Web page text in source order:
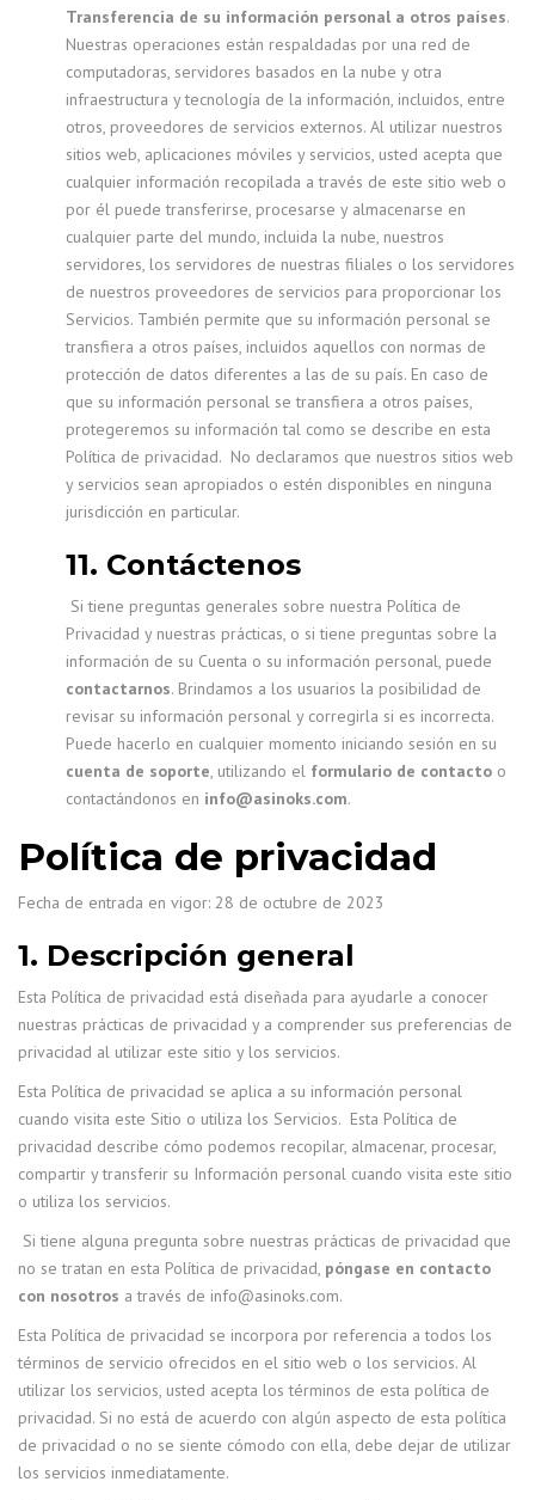
Transferencia de su información personal a otros países.
Nuestras operaciones están respaldadas por una red de
computadoras, servidores basados en la nube y otra
infraestructura y tecnología de la información, incluidos, entre
otros, proveedores de servicios externos. Al utilizar nuestros
sitios web, aplicaciones móviles y servicios, usted acepta que
cualquier información recopilada a través de este sitio web o
por él puede transferirse, procesarse y almacenarse en
cualquier parte del mundo, incluida la nube, nuestros
servidores, los servidores de nuestras filiales o los servidores
de nuestros proveedores de servicios para proporcionar los
Servicios. También permite que su información personal se
transfiera a otros países, incluidos aquellos con normas de
protección de datos diferentes a las de su país. En caso de
que su información personal se transfiera a otros países,
protegeremos su información tal como se describe en esta
Política de privacidad. No declaramos que nuestros sitios web
y servicios sean apropiados o estén disponibles en ninguna
jurisdicción en particular.
11. Contáctenos
Si tiene preguntas generales sobre nuestra Política de
Privacidad y nuestras prácticas, o si tiene preguntas sobre la
información de su Cuenta o su información personal, puede
contactarnos. Brindamos a los usuarios la posibilidad de
revisar su información personal y corregirla si es incorrecta.
Puede hacerlo en cualquier momento iniciando sesión en su
cuenta de soporte, utilizando el formulario de contacto o
contactándonos en info@asinoks.com.
Política de privacidad
Fecha de entrada en vigor: 28 de octubre de 2023
1. Descripción general
Esta Política de privacidad está diseñada para ayudarle a conocer
nuestras prácticas de privacidad y a comprender sus preferencias de
privacidad al utilizar este sitio y los servicios.
Esta Política de privacidad se aplica a su información personal
cuando visita este Sitio o utiliza los Servicios. Esta Política de
privacidad describe cómo podemos recopilar, almacenar, procesar,
compartir y transferir su Información personal cuando visita este sitio
o utiliza los servicios.
Si tiene alguna pregunta sobre nuestras prácticas de privacidad que
no se tratan en esta Política de privacidad, póngase en contacto
con nosotros a través de info@asinoks.com.
Esta Política de privacidad se incorpora por referencia a todos los
términos de servicio ofrecidos en el sitio web o los servicios. Al
utilizar los servicios, usted acepta los términos de esta política de
privacidad. Si no está de acuerdo con algún aspecto de esta política
de privacidad o no se siente cómodo con ella, debe dejar de utilizar
los servicios inmediatamente.